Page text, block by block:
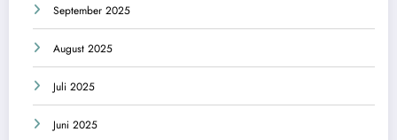
September 2025
August 2025
Juli 2025
Juni 2025